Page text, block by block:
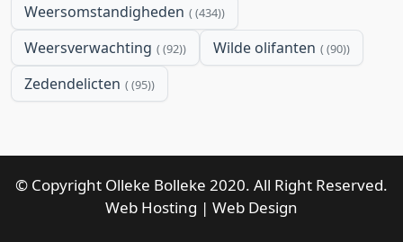
Weersomstandigheden (434)
Weersverwachting (92) Wilde olifanten (90)
Zedendelicten (95)
© Copyright Olleke Bolleke 2020. All Right Reserved.
Web Hosting | Web Design